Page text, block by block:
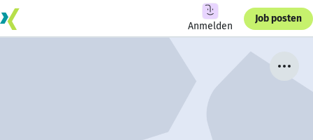
Anmelden
Job posten